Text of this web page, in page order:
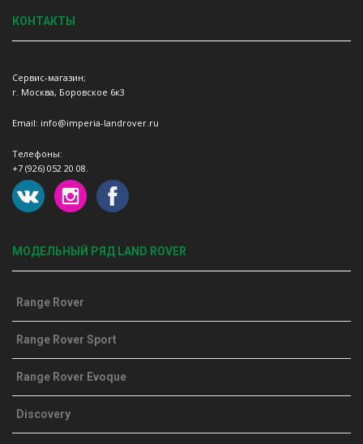
КОНТАКТЫ
Сервис-магазин;
г. Москва, Боровское 6к3
Email: info@imperia-landrover.ru
Телефоны:
+7 (926) 052 20 08.
МОДЕЛЬНЫЙ РЯД LAND ROVER
Range Rover
Range Rover Sport
Range Rover Evoque
Discovery